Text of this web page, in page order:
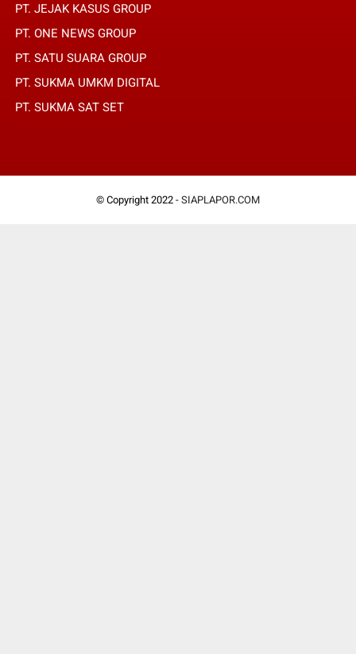
PT. JEJAK KASUS GROUP
PT. ONE NEWS GROUP
PT. SATU SUARA GROUP
PT. SUKMA UMKM DIGITAL
PT. SUKMA SAT SET
© Copyright 2022 - SIAPLAPOR.COM